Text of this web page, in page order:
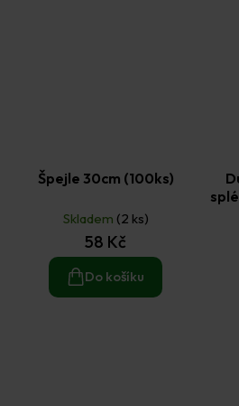
Špejle 30cm (100ks)
Skladem (2 ks)
58 Kč
Do košíku